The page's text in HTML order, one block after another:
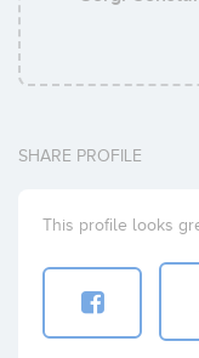
Bruno
SHARE PROFILE
This profile looks